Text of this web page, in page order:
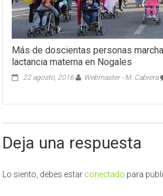
Más de doscientas personas
lactancia materna en Nogales
22 agosto, 2016 Webmaster - M. Cabrera
Deja una respuesta
Lo siento, debes estar conectado para